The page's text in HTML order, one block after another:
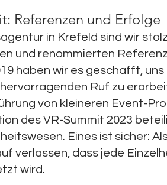
Referenzen und Erfolge
in Krefeld sind wir
und renommierten
haben wir es geschafft,
Ruf zu
von kleineren Event-
des VR-Summit 2023
Eines ist sicher:
verlassen, dass jede
wird.